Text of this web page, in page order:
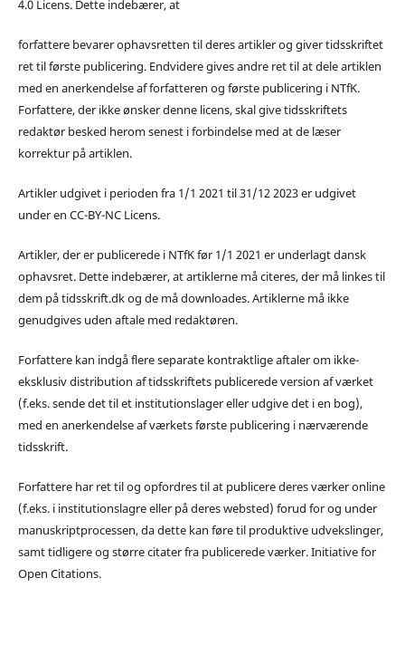
4.0 Licens. Dette indebærer, at
forfattere bevarer ophavsretten til deres artikler og giver tidsskriftet
ret til første publicering. Endvidere gives andre ret til at dele artiklen
med en anerkendelse af forfatteren og første publicering i NTfK.
Forfattere, der ikke ønsker denne licens, skal give tidsskriftets
redaktør besked herom senest i forbindelse med at de læser
korrektur på artiklen.
Artikler udgivet i perioden fra 1/1 2021 til 31/12 2023 er udgivet
under en CC-BY-NC Licens.
Artikler, der er publicerede i NTfK før 1/1 2021 er underlagt dansk
ophavsret. Dette indebærer, at artiklerne må citeres, der må linkes til
dem på tidsskrift.dk og de må downloades. Artiklerne må ikke
genudgives uden aftale med redaktøren.
Forfattere kan indgå flere separate kontraktlige aftaler om ikke-
eksklusiv distribution af tidsskriftets publicerede version af værket
(f.eks. sende det til et institutionslager eller udgive det i en bog),
med en anerkendelse af værkets første publicering i nærværende
tidsskrift.
Forfattere har ret til og opfordres til at publicere deres værker online
(f.eks. i institutionslagre eller på deres websted) forud for og under
manuskriptprocessen, da dette kan føre til produktive udvekslinger,
samt tidligere og større citater fra publicerede værker. Initiative for
Open Citations.